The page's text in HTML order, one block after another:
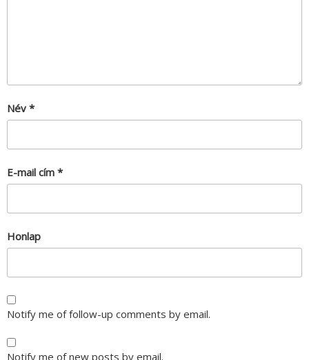
Név *
E-mail cím *
Honlap
Notify me of follow-up comments by email.
Notify me of new posts by email.